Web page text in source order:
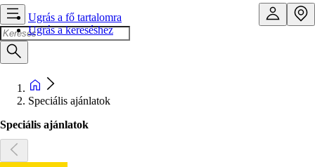
Ugrás a fő tartalomra
Ugrás a kereséshez
Speciális ajánlatok
Speciális ajánlatok